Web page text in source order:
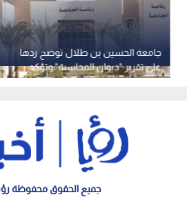
جامعة الحسين بن طلال توضح ردها
على تقرير "ديوان المحاسبة" وتؤكد
تصويب معظم الملاحظات
جميع الحقوق محفوظة رؤيا ©